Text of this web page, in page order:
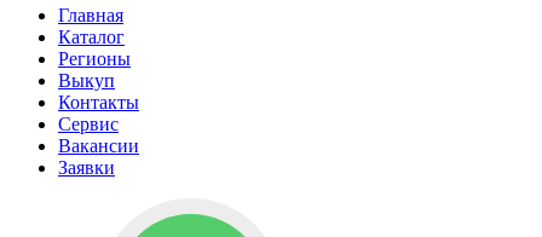
Главная
Каталог
Регионы
Выкуп
Контакты
Сервис
Вакансии
Заявки